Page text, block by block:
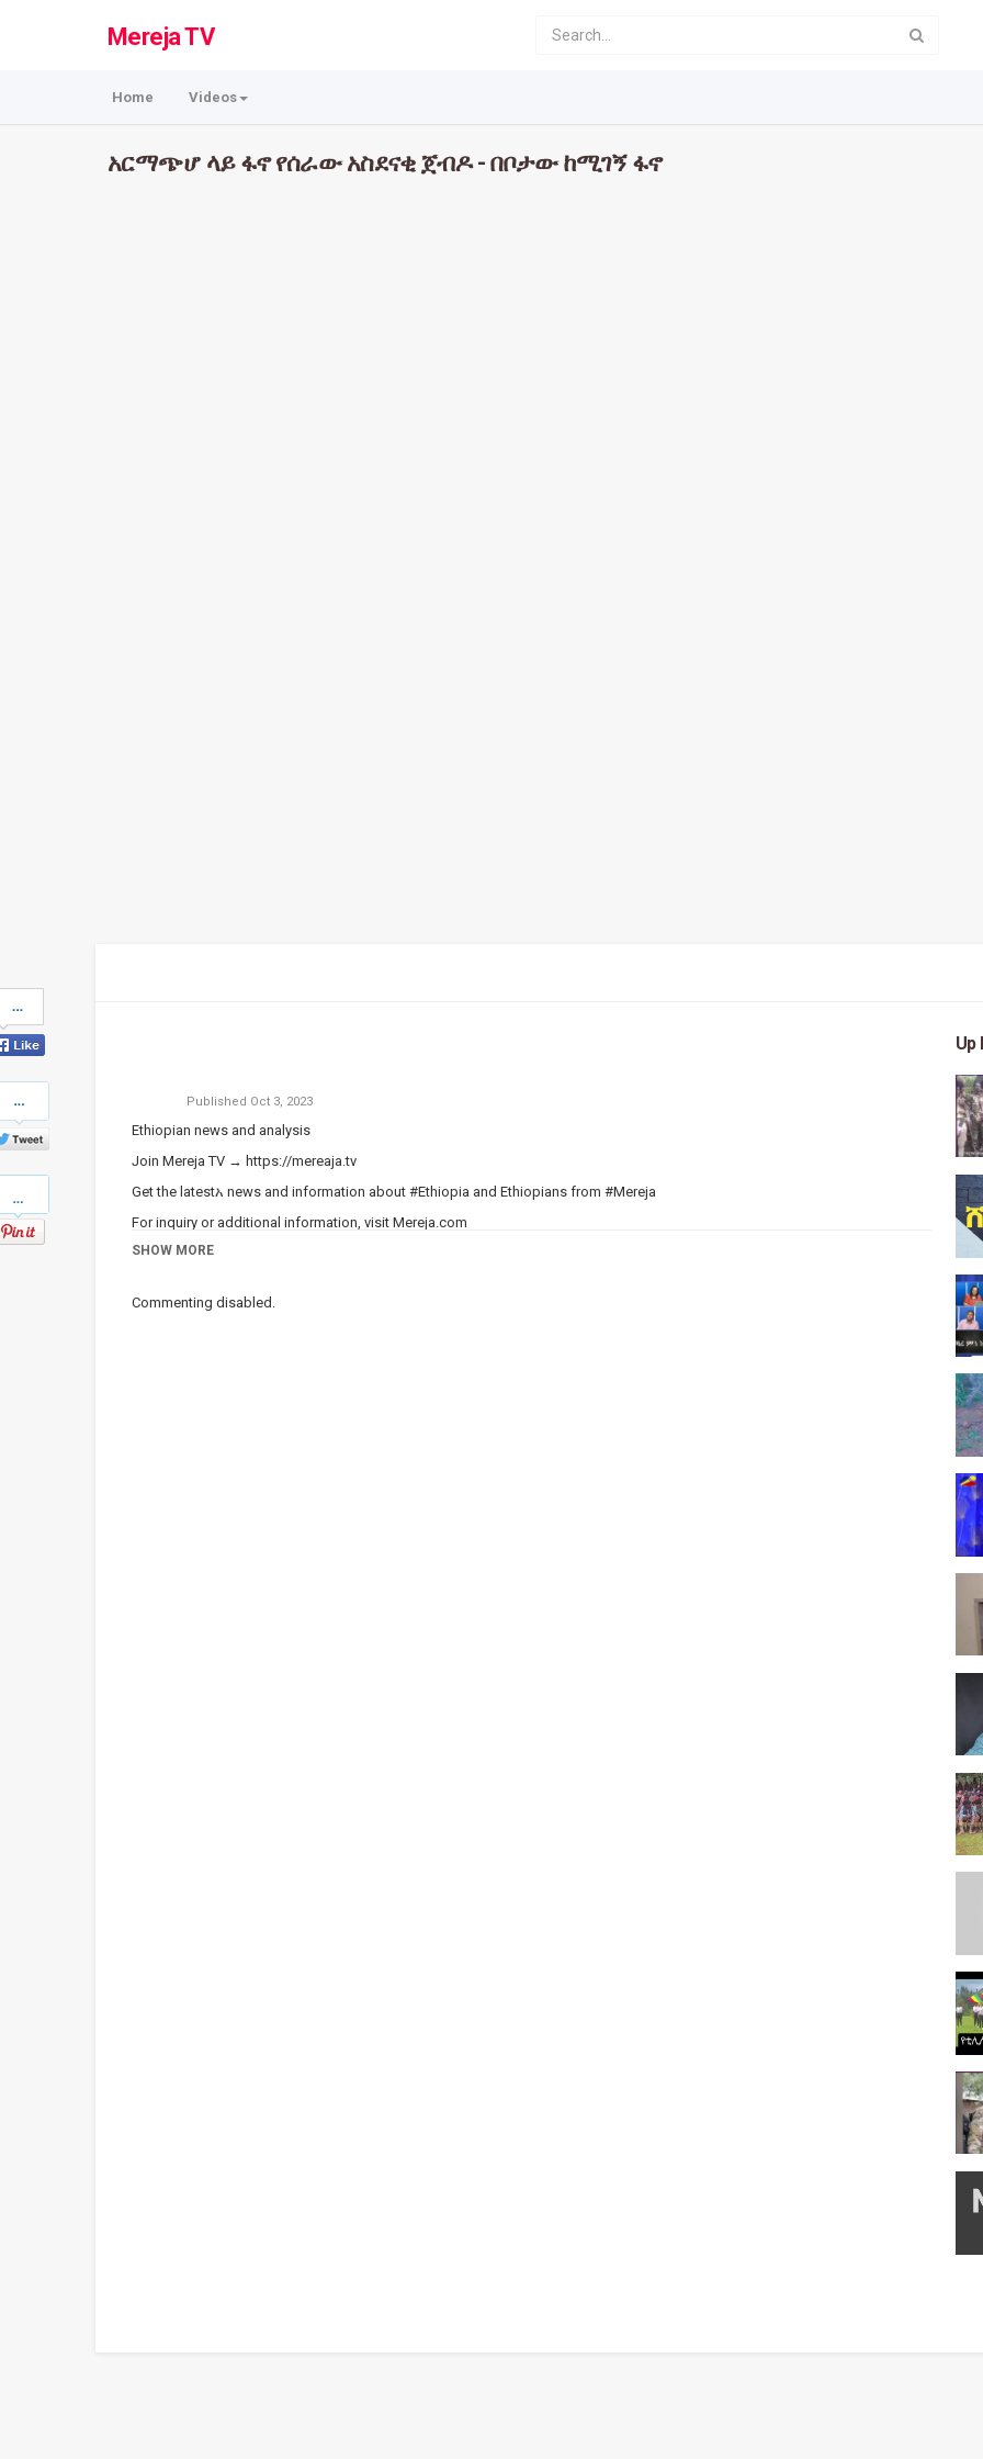
Mereja TV
Home Videos
አርማጭሆ ላይ ፋኖ የሰራው አስደናቂ ጀብዶ - በቦታው ከሚገኝ ፋኖ
on
Facebook
on
Twitter
Published Oct 3, 2023
Ethiopian news and analysis
Join Mereja TV → https://mereaja.tv
Get the latestአ news and information about #Ethiopia and Ethiopians from #Mereja
For inquiry or additional information, visit Mereja.com
Mereja presents Ethiopian news, Ethiopian music, sports, arts, and entertainment
Category Ethiopian News
SHOW MORE
Commenting disabled.
Up